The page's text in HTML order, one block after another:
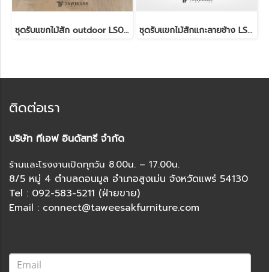
ชุดรับแขกไม้สัก outdoor LS051 ชุดรับแขกไม้สักแกะลายช้าง LS043
ติดต่อเรา
บริษัท ทีเอฟ อินดัสทรี จำกัด
ร้านและโรงงานเปิดทุกวัน 8.00น. – 17.00น.
8/5 หมู่ 4 ตำบลดอนมูล อำเภอสูงเม่น จังหวัดแพร่ 54130
Tel : 092-583-5211 (ฝ่ายขาย)
Email : connect@taweesakfurniture.com